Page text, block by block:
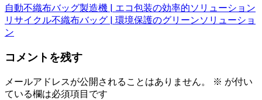
自動不織布バッグ製造機 | エコ包装の効率的ソリューション
リサイクル不織布バッグ | 環境保護のグリーンソリューショ
ン
コメントを残す
メールアドレスが公開されることはありません。 ※ が付い
ている欄は必須項目です